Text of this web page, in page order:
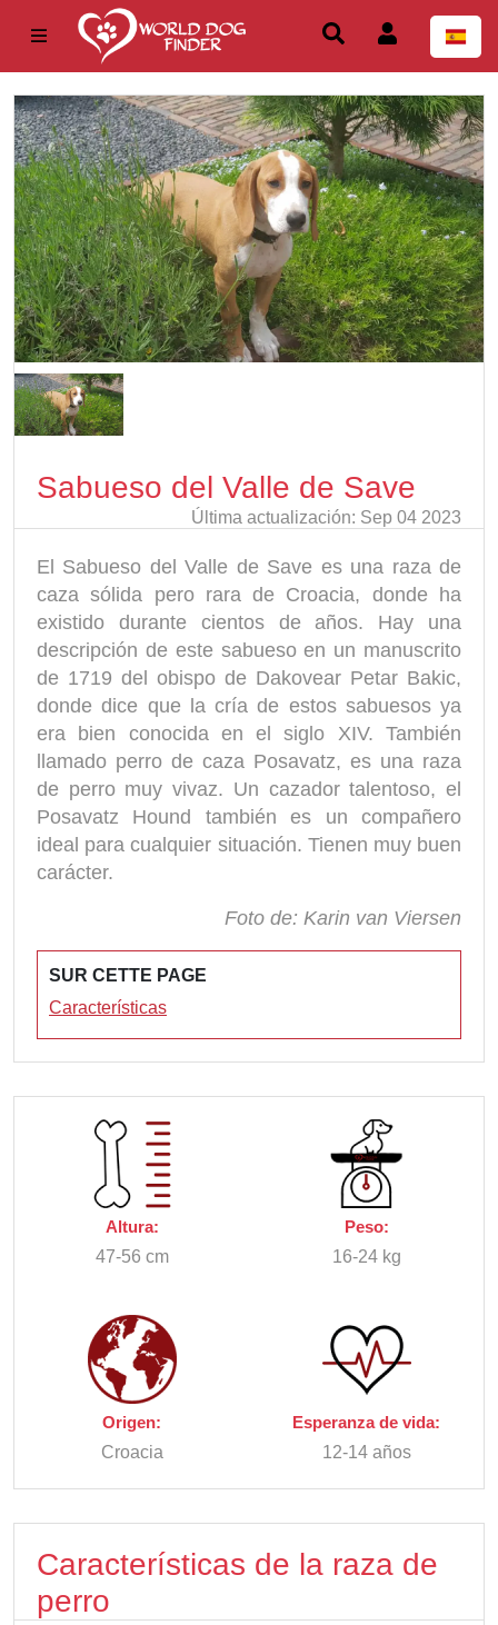
Sabueso del Valle de Save
Última actualización: Sep 04 2023
El Sabueso del Valle de Save es una raza de
caza sólida pero rara de Croacia, donde ha
existido durante cientos de años. Hay una
descripción de este sabueso en un manuscrito
de 1719 del obispo de Dakovear Petar Bakic,
donde dice que la cría de estos sabuesos ya
era bien conocida en el siglo XIV. También
llamado perro de caza Posavatz, es una raza
de perro muy vivaz. Un cazador talentoso, el
Posavatz Hound también es un compañero
ideal para cualquier situación. Tienen muy buen
carácter.
Foto de: Karin van Viersen
SUR CETTE PAGE
Características
Altura:
47-56 cm
Peso:
16-24 kg
Origen:
Croacia
Esperanza de vida:
12-14 años
Características de la raza de
perro